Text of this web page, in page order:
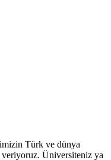
Türk ve dünya
Üniversiteniz ya